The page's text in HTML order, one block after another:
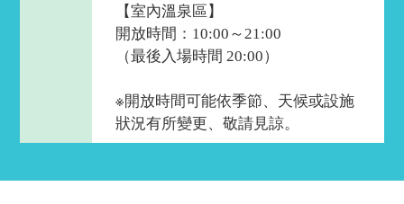
【室內溫泉區】​
開放時間：10:00～21:00
（最後入場時間 20:00）
※開放時間可能依季節、天候或設施
狀況有所變更、敬請見諒。